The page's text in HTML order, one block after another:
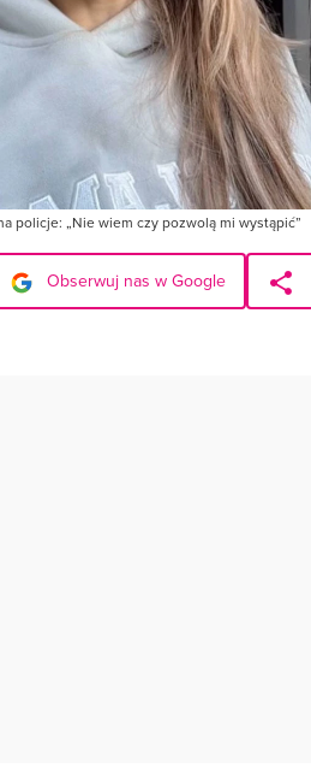
policje: „Nie wiem czy pozwolą mi wystąpić”
Obserwuj nas w Google